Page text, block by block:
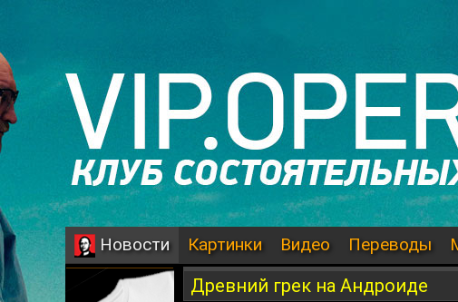
Новости Картинки Видео Переводы
Древний грек на Андроиде